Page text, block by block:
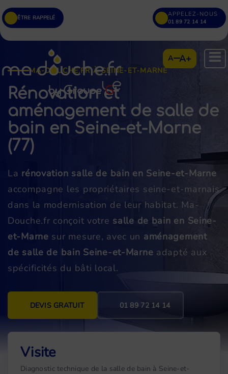
ÊTRE RAPPELÉ APPELEZ-NOUS
01 89 72 14 14
A A+
MA-DOUCHE.FR À SEINE-ET-MARNE
Rénovation et
aménagement de salle de
bain en Seine-et-Marne
(77)
La rénovation salle de bain en Seine-et-Marne
accompagne les propriétaires seine-et-marnais
dans la modernisation de leur habitat. Ma-
Douche.fr conçoit votre salle de bain en Seine-
et-Marne sur mesure, avec un aménagement
de salle de bain Seine-et-Marne adapté aux
spécificités du bâti local.
DEVIS GRATUIT 01 89 72 14 14
Visite
Diagnostic technique de la salle de bain à Seine-et-